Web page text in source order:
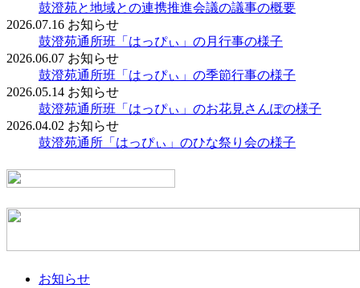
鼓澄苑と地域との連携推進会議の議事の概要
2026.07.16 お知らせ
鼓澄苑通所班「はっぴぃ」の月行事の様子
2026.06.07 お知らせ
鼓澄苑通所班「はっぴぃ」の季節行事の様子
2026.05.14 お知らせ
鼓澄苑通所班「はっぴぃ」のお花見さんぽの様子
2026.04.02 お知らせ
鼓澄苑通所「はっぴぃ」のひな祭り会の様子
お知らせ